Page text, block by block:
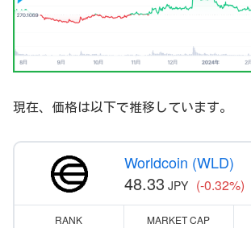
現在、価格は以下で推移しています。
Worldcoin (WLD)
48.33 JPY (-0.32%)
RANK MARKET CAP